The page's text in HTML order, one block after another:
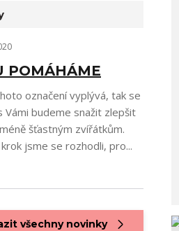
POMÁHÁME
označení vyplývá, tak se
Vámi budeme snažit zlepšit
šťastným zvířátkům.
jsme se rozhodli, pro...
všechny novinky